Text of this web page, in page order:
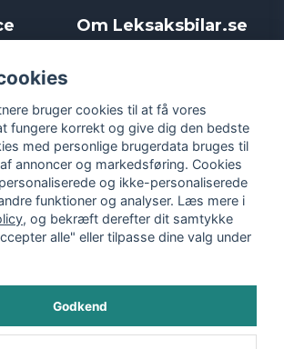
Om Leksaksbilar.se
Handelsbetingelser
Persondatapolitik
Cookies
bruger cookies til at få vores
fungere korrekt og give dig den bedste
med personlige brugerdata bruges til
annoncer og markedsføring. Cookies
og ikke-personaliserede
funktioner og analyser. Læs mere i
, og bekræft derefter dit samtykke
alle" eller tilpasse dine valg under
Godkend